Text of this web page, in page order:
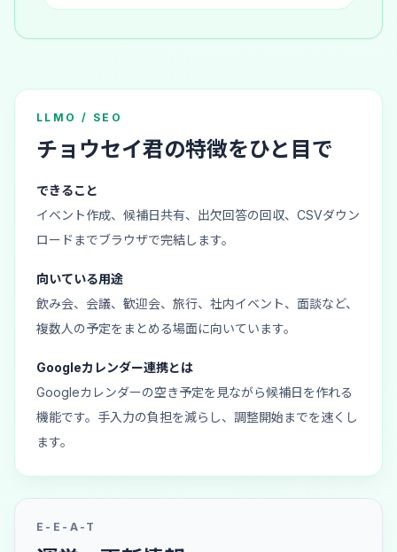
LLMO / SEO
チョウセイ君の特徴をひと目で
できること
イベント作成、候補日共有、出欠回答の回収、CSVダウン
ロードまでブラウザで完結します。
向いている用途
飲み会、会議、歓迎会、旅行、社内イベント、面談など、
複数人の予定をまとめる場面に向いています。
Googleカレンダー連携とは
Googleカレンダーの空き予定を見ながら候補日を作れる
機能です。手入力の負担を減らし、調整開始までを速くし
ます。
E-E-A-T